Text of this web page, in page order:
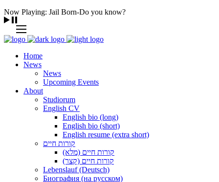
Now Playing: Jail Born-Do you know?
Home
News
News
Upcoming Events
About
Studiorum
English CV
English bio (long)
English bio (short)
English resume (extra short)
קורות חיים
קורות חיים (מלא)
קורות חיים (קצר)
Lebenslauf (Deutsch)
Биография (на русском)